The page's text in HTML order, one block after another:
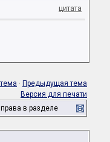
цитата
· Предыдущая тема
Версия для печати
в разделе